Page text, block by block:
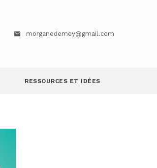
morganedemey@gmail.com
RESSOURCES ET IDÉES